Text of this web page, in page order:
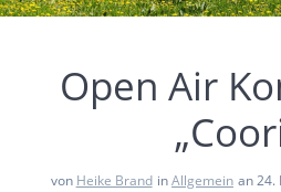
Open Air
von Heike Brand inAllgemein an 24.